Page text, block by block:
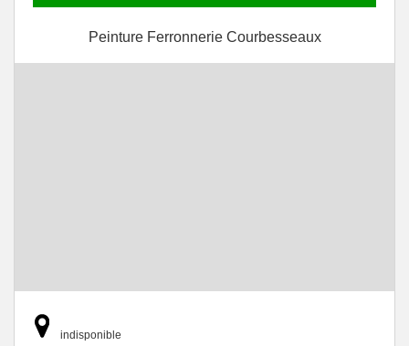
Peinture Ferronnerie Courbesseaux
indisponible